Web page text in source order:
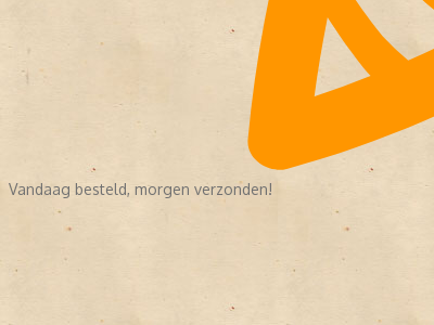
Vandaag besteld, morgen verzonden!